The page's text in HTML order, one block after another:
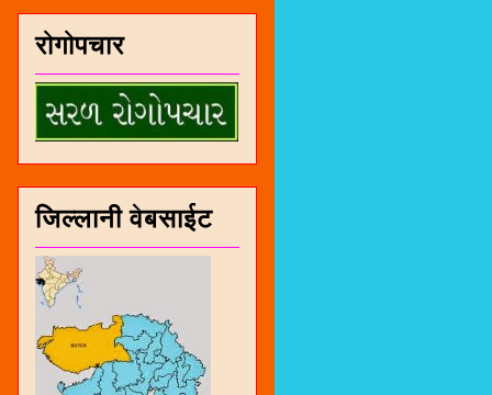
रोगोपचार
जिल्लानी वेबसाईट